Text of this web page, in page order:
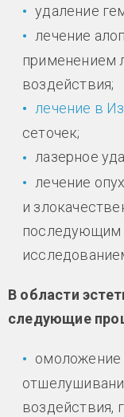
удаление
лечение
применением
воздействия;
лечение в
сеточек;
лазерное
лечение
и
последующим
В области
следующие
омоложение
воздействия,